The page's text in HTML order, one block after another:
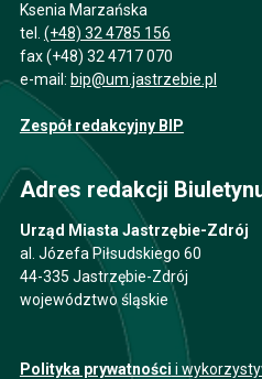
Ksenia Marzańska
tel. (+48) 32 4785 156
fax (+48) 32 4717 070
e-mail: bip@um.jastrzebie.pl
Zespół redakcyjny BIP
Adres redakcji
Urząd Miasta Jastrzębie-Zdrój
al. Józefa Piłsudskiego 60
44-335 Jastrzębie-Zdrój
województwo śląskie
Polityka prywatności i